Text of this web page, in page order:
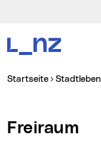
Sie sind hier:
Startseite Stadtleben
Freiraum